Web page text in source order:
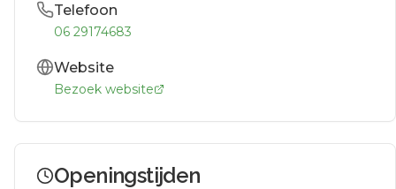
Telefoon
06 29174683
Website
Bezoek website
Openingstijden